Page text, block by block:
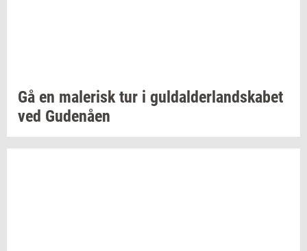
Gå en ma­le­risktur i gul­dal­der­land­ska­bet
ved Gu­denå­en